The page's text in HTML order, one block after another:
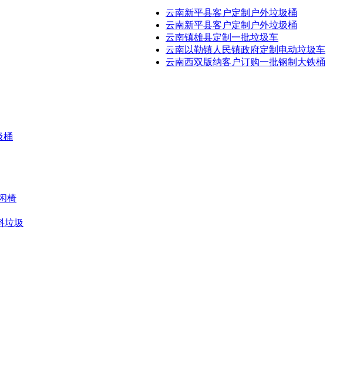
云南新平县客户定制户外垃圾桶
云南新平县客户定制户外垃圾桶
云南镇雄县定制一批垃圾车
云南以勒镇人民镇政府定制电动垃圾车
云南西双版纳客户订购一批钢制大铁桶
桶
椅
垃圾